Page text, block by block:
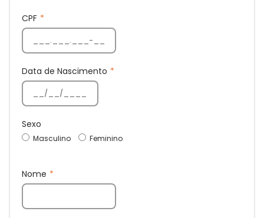
CPF *
Data de Nascimento *
Sexo
Masculino Feminino
Nome *